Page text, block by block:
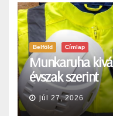
Belföld Címlap
Munkaruha
évszak szerint
júl 27, 2026